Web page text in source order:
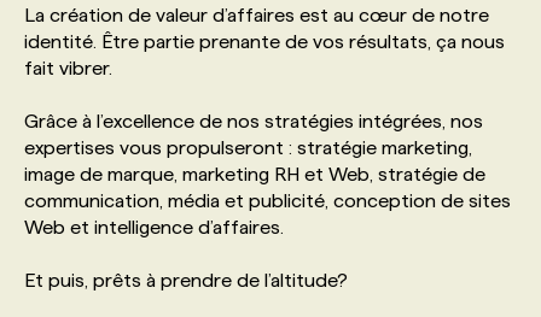
PROGRAMMES DE SUBVENTIONS
FAQ
ANNONCEZ AVEC NOUS
La création de valeur d’affaires est au cœur de notre
identité. Être partie prenante de vos résultats, ça nous
fait vibrer.
Grâce à l’excellence de nos stratégies intégrées, nos
expertises vous propulseront : stratégie marketing,
image de marque, marketing RH et Web, stratégie de
communication, média et publicité, conception de sites
Web et intelligence d’affaires.
Et puis, prêts à prendre de l’altitude?